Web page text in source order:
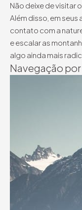
Não deixe de visitar
Além disso, em
contato com a
e escalar as
algo ainda mais
Navegação